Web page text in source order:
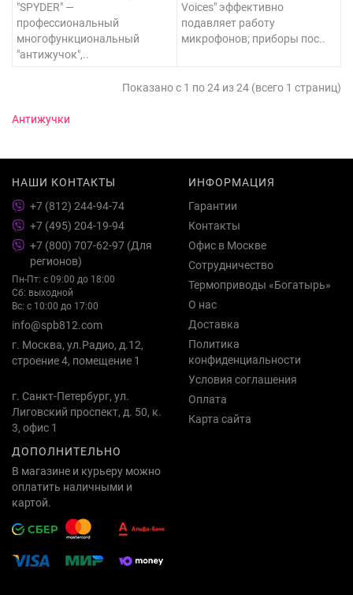
"SPYDER" —
профессиональный
многофункциональный
"антижучок",..
Voices" эффективно
подавляет работу
микрофонов; приборы пос..
Показано с 1 по 24 из 24 (всего 1 страниц)
Антижучки
НАШИ КОНТАКТЫ
+7 (812) 244-94-74
+7 (495) 204-19-94
+7 (800) 707-62-97 (Для
регионов)
Пн-Пт: с 09:00 до 18:00
Сб: выходной
Вс: с 10:00 до 17:00
info@spb812.com
г. Москва, ул.Радио, д.12,
строение 4, помещение 1
г. Санкт-Петербург, ул.
Лиговский проспект, д. 50, к.
3, офис 1
ИНФОРМАЦИЯ
Гарантии
Контакты
Офис в Москве
Сотрудничество
Термоприводы «Богатырь»
О нас
Доставка
Политика
конфиденциальности
Условия соглашения
Оплата
Карта сайта
ДОПОЛНИТЕЛЬНО
В магазине и курьеру можно
оплатить наличными и
картой.